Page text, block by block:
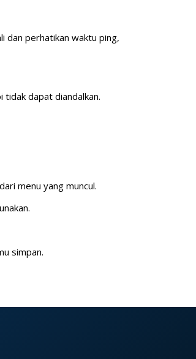
dan perhatikan waktu ping,
dapat diandalkan.
dari menu yang muncul.
simpan.